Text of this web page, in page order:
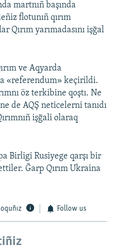
martnıñ başında
flotunıñ qırım
Qırım yarımadasını işğal
ve Aqyarda
«referendum» keçirildi.
öz terkibine qoştı. Ne
de AQŞ neticelerni tanıdı
işğali olaraq
Birligi Rusiyege qarşı bir
Ğarp Qırım Ukraina
Follow us